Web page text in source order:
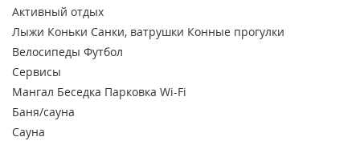
Активный отдых
Лыжи Коньки Санки, ватрушки Конные прогулки
Велосипеды Футбол
Сервисы
Мангал Беседка Парковка Wi-Fi
Баня/сауна
Сауна